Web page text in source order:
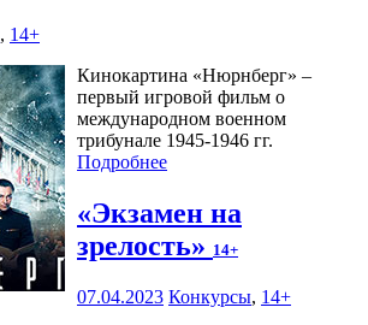
, 14+
Кинокартина «Нюрнберг» –
первый игровой фильм о
международном военном
трибунале 1945-1946 гг.
Подробнее
«Экзамен на
зрелость» 14+
07.04.2023 Конкурсы, 14+